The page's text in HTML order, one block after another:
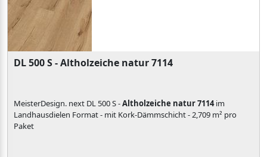
DL 500 S - Altholzeiche natur 7114
MeisterDesign. next DL 500 S -Altholzeiche natur 7114im
Landhausdielen Format - mit Kork-Dämmschicht - 2,709 m² pro
Paket